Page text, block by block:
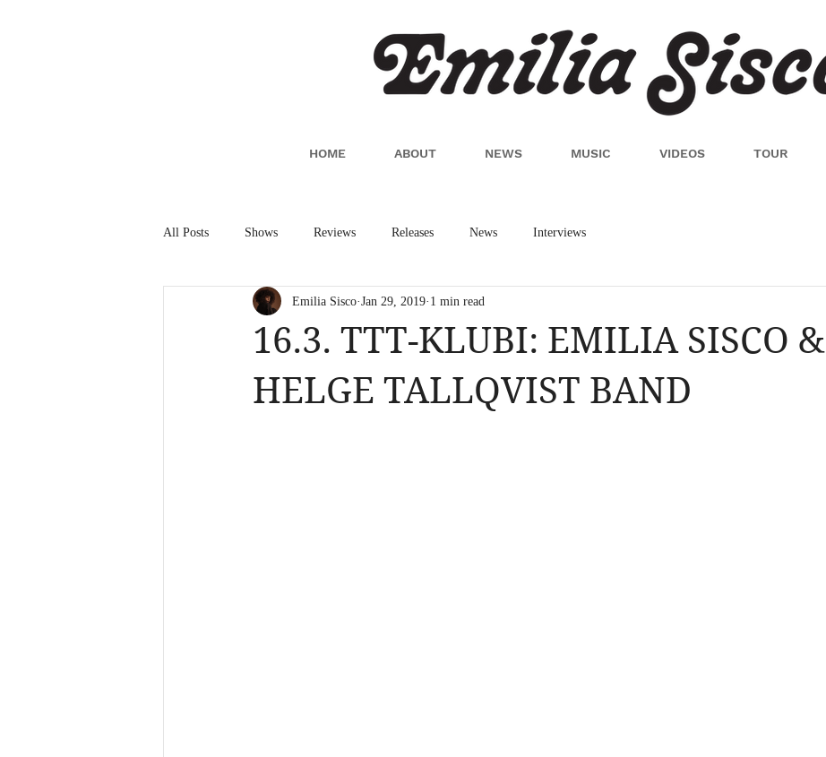
HOME ABOUT NEWS MUSIC VIDEOS TOUR
All Posts Shows Reviews Releases News Interviews
16.3. TTT-KLUBI: EMILIA SISCO &
HELGE TALLQVIST BAND
Emilia Sisco Jan 29, 2019 1 min read